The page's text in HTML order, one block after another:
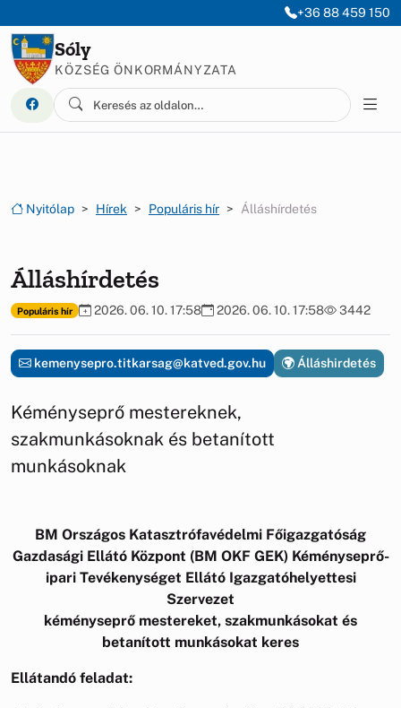
+36 88 459 150
Sóly
KÖZSÉG ÖNKORMÁNYZATA
Nyitólap Hírek Populáris hír Álláshírdetés
Álláshírdetés
Populáris hír 2026. 06. 10. 17:58 2026. 06. 10. 17:58 3442
kemenysepro.titkarsag@katved.gov.hu Álláshirdetés
Kéményseprő mestereknek,
szakmunkásoknak és betanított
munkásoknak
BM Országos Katasztrófavédelmi Főigazgatóság
Gazdasági Ellátó Központ (BM OKF GEK) Kéményseprő-
ipari Tevékenységet Ellátó Igazgatóhelyettesi
Szervezet
kéményseprő mestereket, szakmunkásokat és
betanított munkásokat keres
Ellátandó feladat: